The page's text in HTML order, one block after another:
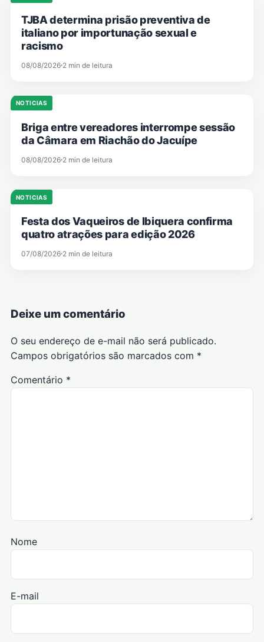
TJBA determina prisão preventiva de
italiano por importunação sexual e
racismo
08/08/2026 2 min de leitura
NOTICIAS
Briga entre vereadores interrompe sessão
da Câmara em Riachão do Jacuípe
08/08/2026 2 min de leitura
NOTICIAS
Festa dos Vaqueiros de Ibiquera confirma
quatro atrações para edição 2026
07/08/2026 2 min de leitura
Deixe um comentário
O seu endereço de e-mail não será publicado.
Campos obrigatórios são marcados com *
Comentário *
Nome
E-mail